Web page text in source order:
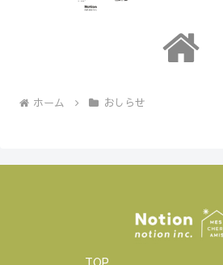
ホーム おしらせ
TOP